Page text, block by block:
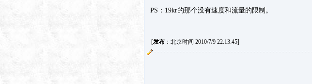
PS：19kr的那个没有速度和流量的限制。
[发布：北京时间 2010/7/9 22:13:45]